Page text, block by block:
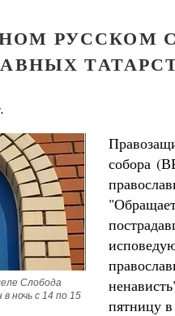
РУССКОМ
Слобода
ночь с 14 по 15
собора
пятницу в